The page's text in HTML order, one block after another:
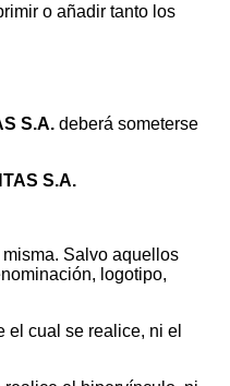
o añadir tanto los
S.A. deberá someterse
S.A.
Salvo aquellos
logotipo,
el cual se realice, ni el